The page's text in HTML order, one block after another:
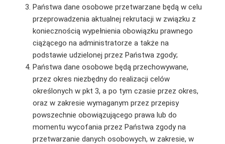
Państwa dane osobowe przetwarzane będą w celu
przeprowadzenia aktualnej rekrutacji w związku z
koniecznością wypełnienia obowiązku prawnego
ciążącego na administratorze a także na
podstawie udzielonej przez Państwa zgody;
Państwa dane osobowe będą przechowywane,
przez okres niezbędny do realizacji celów
określonych w pkt 3, a po tym czasie przez okres,
oraz w zakresie wymaganym przez przepisy
powszechnie obowiązującego prawa lub do
momentu wycofania przez Państwa zgody na
przetwarzanie danych osobowych, w zakresie, w